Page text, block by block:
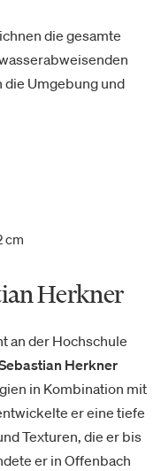
die gesamte
Umgebung und
cm
Herkner
an der Hochschule
Herkner
in Kombination mit
er eine tiefe
Texturen, die er bis
er in Offenbach